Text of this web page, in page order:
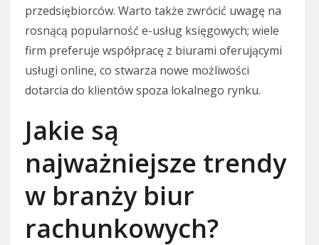
przedsiębiorców. Warto także zwrócić uwagę na
rosnącą popularność e-usług księgowych; wiele
firm preferuje współpracę z biurami oferującymi
usługi online, co stwarza nowe możliwości
dotarcia do klientów spoza lokalnego rynku.
Jakie są
najważniejsze trendy
w branży biur
rachunkowych?